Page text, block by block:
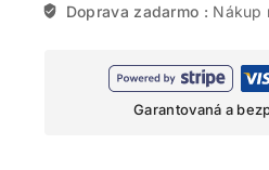
Doprava zadarmo : Nákup
Garantovaná a